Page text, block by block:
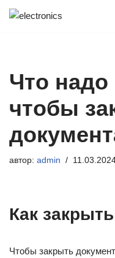
Что надо
чтобы
автор: admin
Как
Чтобы закрыть